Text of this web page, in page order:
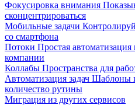
Фокусировка внимания
сконцентрироваться
Мобильные задачи
со смартфона
Потоки Простая
компании
Коллабы Пространства для
Автоматизация задач Шаблоны
количество рутины
Миграция из других сервисов